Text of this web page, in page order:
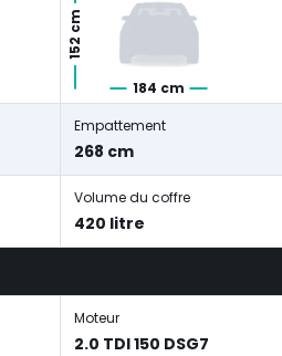
184 cm
152 cm
Empattement
268 cm
Volume du coffre
420 litre
Moteur
2.0 TDI 150 DSG7